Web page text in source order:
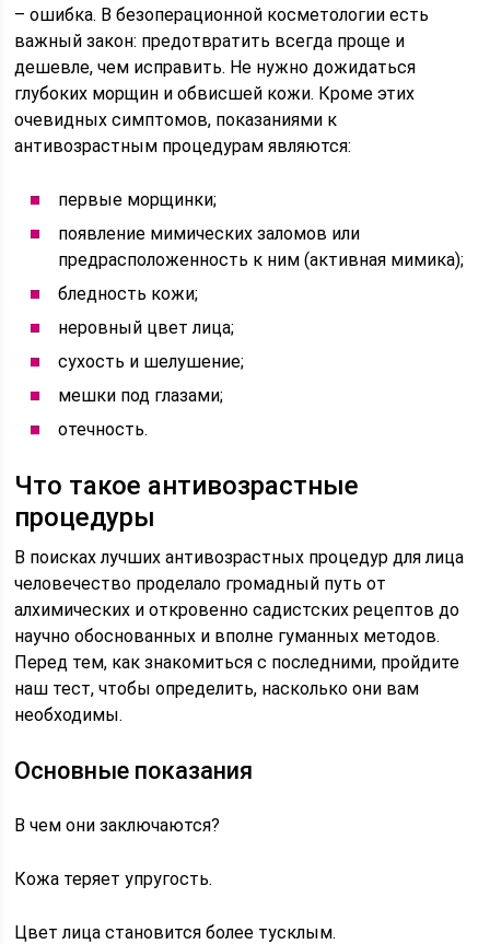
– ошибка. В безоперационной косметологии есть
важный закон: предотвратить всегда проще и
дешевле, чем исправить. Не нужно дожидаться
глубоких морщин и обвисшей кожи. Кроме этих
очевидных симптомов, показаниями к
антивозрастным процедурам являются:
первые морщинки;
появление мимических заломов или
предрасположенность к ним (активная мимика);
бледность кожи;
неровный цвет лица;
сухость и шелушение;
мешки под глазами;
отечность.
Что такое антивозрастные
процедуры
В поисках лучших антивозрастных процедур для лица
человечество проделало громадный путь от
алхимических и откровенно садистских рецептов до
научно обоснованных и вполне гуманных методов.
Перед тем, как знакомиться с последними, пройдите
наш тест, чтобы определить, насколько они вам
необходимы.
Основные показания
В чем они заключаются?
Кожа теряет упругость.
Цвет лица становится более тусклым.